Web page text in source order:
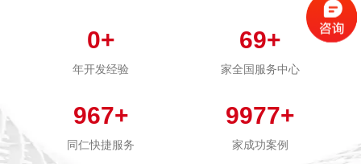
0+
年开发经验
69+
家全国服务中心
967+
同仁快捷服务
9977+
家成功案例